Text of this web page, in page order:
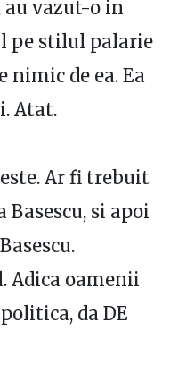
vazut-o in
pe stilul palarie
nimic de ea. Ea
Atat.
Ar fi trebuit
si apoi
Adica oamenii
da DE